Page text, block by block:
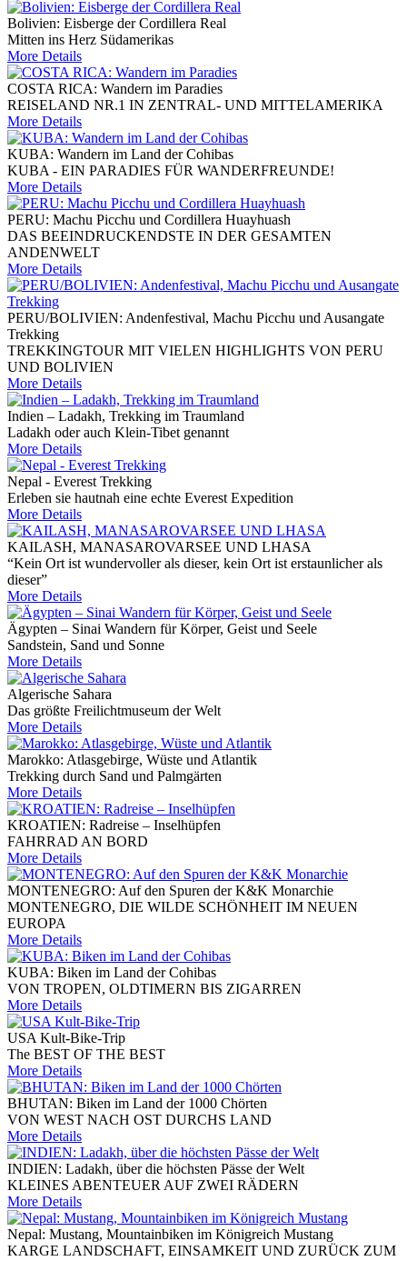
Bolivien: Eisberge der Cordillera Real
Mitten ins Herz Südamerikas
More Details
COSTA RICA: Wandern im Paradies
REISELAND NR.1 IN ZENTRAL- UND MITTELAMERIKA
More Details
KUBA: Wandern im Land der Cohibas
KUBA - EIN PARADIES FÜR WANDERFREUNDE!
More Details
PERU: Machu Picchu und Cordillera Huayhuash
DAS BEEINDRUCKENDSTE IN DER GESAMTEN
ANDENWELT
More Details
PERU/BOLIVIEN: Andenfestival, Machu Picchu und Ausangate
Trekking
TREKKINGTOUR MIT VIELEN HIGHLIGHTS VON PERU
UND BOLIVIEN
More Details
Indien – Ladakh, Trekking im Traumland
Ladakh oder auch Klein-Tibet genannt
More Details
Nepal - Everest Trekking
Erleben sie hautnah eine echte Everest Expedition
More Details
KAILASH, MANASAROVARSEE UND LHASA
“Kein Ort ist wundervoller als dieser, kein Ort ist erstaunlicher als
dieser”
More Details
Ägypten – Sinai Wandern für Körper, Geist und Seele
Sandstein, Sand und Sonne
More Details
Algerische Sahara
Das größte Freilichtmuseum der Welt
More Details
Marokko: Atlasgebirge, Wüste und Atlantik
Trekking durch Sand und Palmgärten
More Details
KROATIEN: Radreise – Inselhüpfen
FAHRRAD AN BORD
More Details
MONTENEGRO: Auf den Spuren der K&K Monarchie
MONTENEGRO, DIE WILDE SCHÖNHEIT IM NEUEN
EUROPA
More Details
KUBA: Biken im Land der Cohibas
VON TROPEN, OLDTIMERN BIS ZIGARREN
More Details
USA Kult-Bike-Trip
The BEST OF THE BEST
More Details
BHUTAN: Biken im Land der 1000 Chörten
VON WEST NACH OST DURCHS LAND
More Details
INDIEN: Ladakh, über die höchsten Pässe der Welt
KLEINES ABENTEUER AUF ZWEI RÄDERN
More Details
Nepal: Mustang, Mountainbiken im Königreich Mustang
KARGE LANDSCHAFT, EINSAMKEIT UND ZURÜCK ZUM